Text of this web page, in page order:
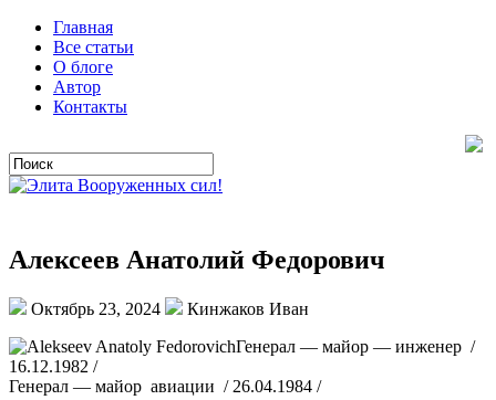
Главная
Все статьи
О блоге
Автор
Контакты
Алексеев Анатолий Федорович
Октябрь 23, 2024
Кинжаков Иван
Генерал — майор — инженер /
16.12.1982 /
Генерал — майор авиации / 26.04.1984 /